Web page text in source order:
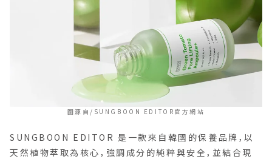
圖源自/SUNGBOON EDITOR官方網站
SUNGBOON EDITOR 是一款來自韓國的保養品牌，以
天然植物萃取為核心，強調成分的純粹與安全，並結合現